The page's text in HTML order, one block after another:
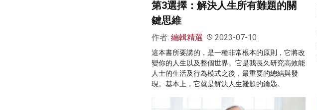
第3選擇：解決人生所有難題的關
鍵思維
作者: 編輯精選 2023-07-10
這本書所要講的，是一種非常根本的原則，它將改
變你的人生以及整個世界。它是我長久研究高效能
人士的生活及行為模式之後，最重要的總結與發
現。基本上，它就是解決人生難題的鑰匙。